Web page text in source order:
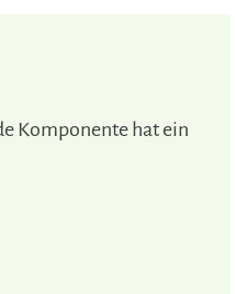
Komponente hat ein